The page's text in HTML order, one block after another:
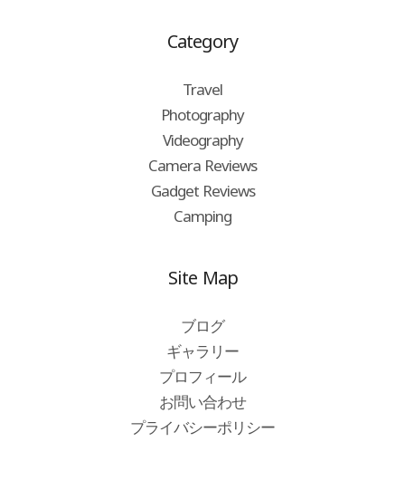
Category
Travel
Photography
Videography
Camera Reviews
Gadget Reviews
Camping
Site Map
ブログ
ギャラリー
プロフィール
お問い合わせ
プライバシーポリシー